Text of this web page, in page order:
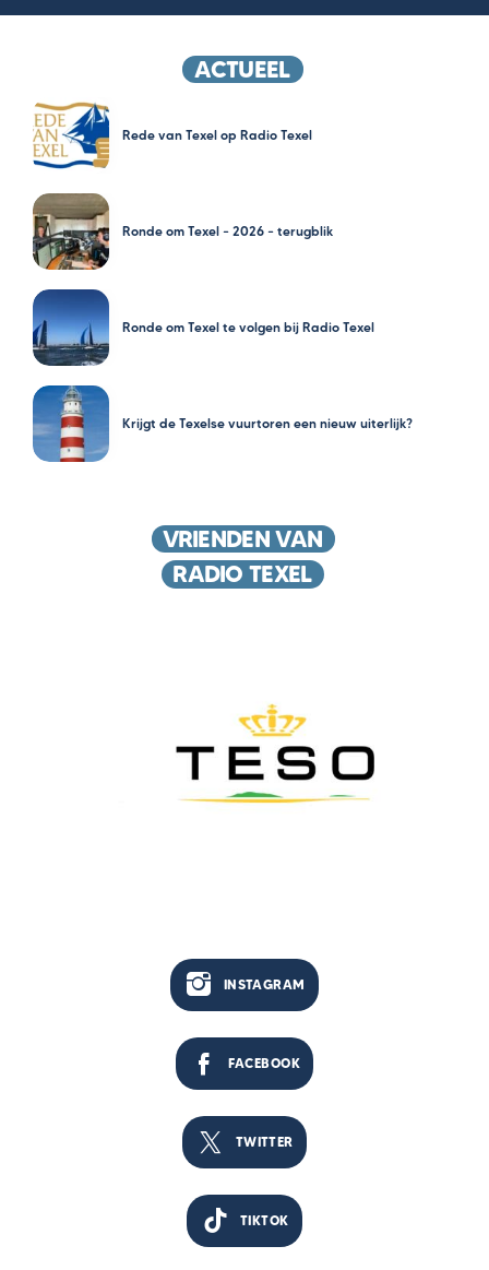
ACTUEEL
Rede van Texel op Radio Texel
Ronde om Texel – 2026 – terugblik
Ronde om Texel te volgen bij Radio Texel
Krijgt de Texelse vuurtoren een nieuw uiterlijk?
VRIENDEN VAN
RADIO TEXEL
INSTAGRAM
FACEBOOK
TWITTER
TIKTOK